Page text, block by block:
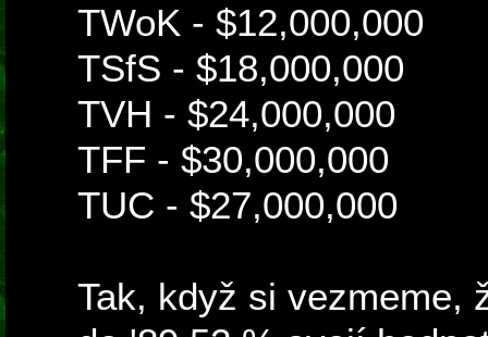
TWoK - $12,000,000
TSfS - $18,000,000
TVH - $24,000,000
TFF - $30,000,000
TUC - $27,000,000
Tak, když si vezmeme,